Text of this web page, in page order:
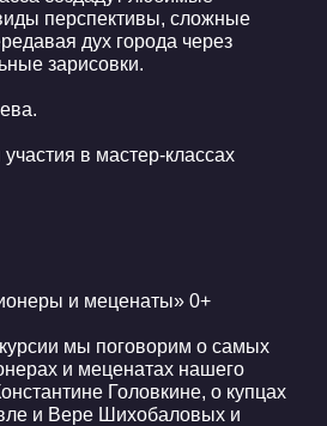
перспективы, сложные
дух города через
зарисовки.
в мастер-классах
и меценаты» 0+
мы поговорим о самых
и меценатах нашего
Головкине, о купцах
и Вере Шихобаловых и